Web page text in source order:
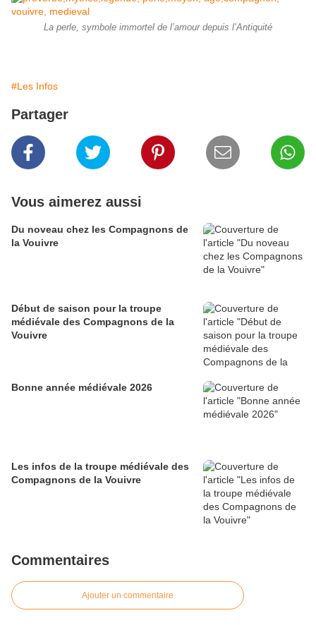
La perle, symbole immortel de l’amour depuis l’Antiquité
#Les Infos
Partager
Vous aimerez aussi
Du noveau chez les Compagnons de
la Vouivre
Début de saison pour la troupe
médiévale des Compagnons de la
Vouivre
Bonne année médiévale 2026
Les infos de la troupe médiévale des
Compagnons de la Vouivre
Commentaires
Ajouter un commentaire